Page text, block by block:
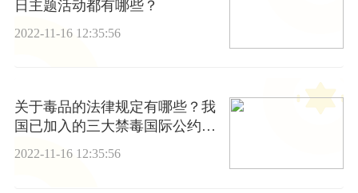
日主题活动都有哪些？
2022-11-16 12:35:56
关于毒品的法律规定有哪些？我
国已加入的三大禁毒国际公约是
什么？
2022-11-16 12:35:56